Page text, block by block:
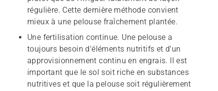
régulière. Cette dernière méthode convient
mieux à une pelouse fraîchement plantée.
Une fertilisation continue. Une pelouse a
toujours besoin d'éléments nutritifs et d'un
approvisionnement continu en engrais. Il est
important que le sol soit riche en substances
nutritives et que la pelouse soit régulièrement